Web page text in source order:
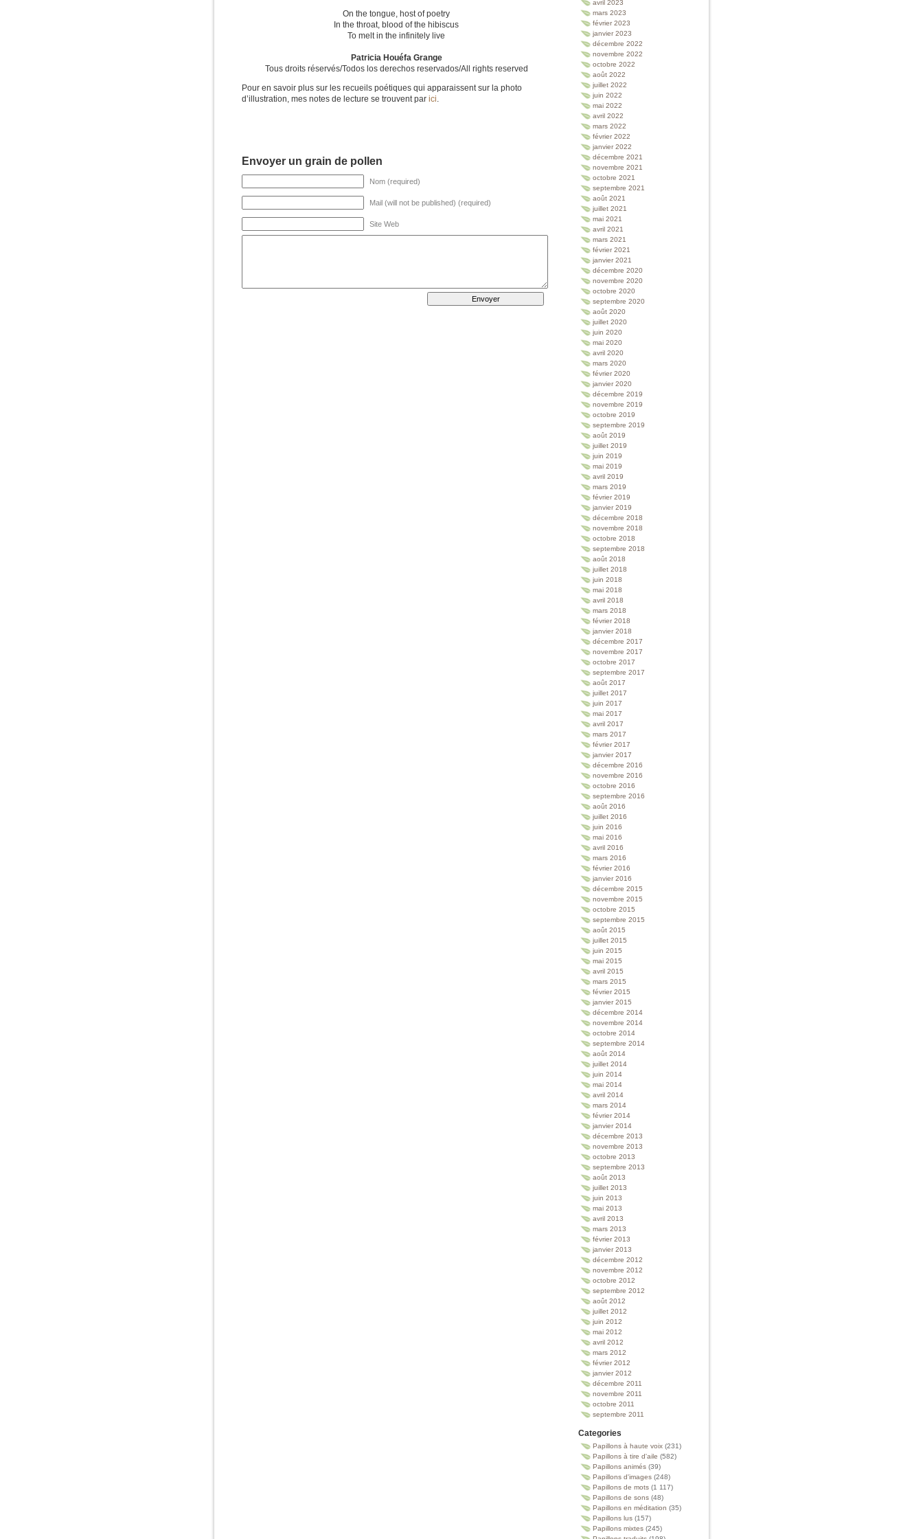
On the tongue, host of poetry
In the throat, blood of the hibiscus
To melt in the infinitely live
Patricia Houéfa Grange
Tous droits réservés/Todos los derechos reservados/All rights reserved
Pour en savoir plus sur les recueils poétiques qui apparaissent sur la photo
d’illustration, mes notes de lecture se trouvent par ici.
Envoyer un grain de pollen
Nom (required)
Mail (will not be published) (required)
Site Web
avril 2023
mars 2023
février 2023
janvier 2023
décembre 2022
novembre 2022
octobre 2022
août 2022
juillet 2022
juin 2022
mai 2022
avril 2022
mars 2022
février 2022
janvier 2022
décembre 2021
novembre 2021
octobre 2021
septembre 2021
août 2021
juillet 2021
mai 2021
avril 2021
mars 2021
février 2021
janvier 2021
décembre 2020
novembre 2020
octobre 2020
septembre 2020
août 2020
juillet 2020
juin 2020
mai 2020
avril 2020
mars 2020
février 2020
janvier 2020
décembre 2019
novembre 2019
octobre 2019
septembre 2019
août 2019
juillet 2019
juin 2019
mai 2019
avril 2019
mars 2019
février 2019
janvier 2019
décembre 2018
novembre 2018
octobre 2018
septembre 2018
août 2018
juillet 2018
juin 2018
mai 2018
avril 2018
mars 2018
février 2018
janvier 2018
décembre 2017
novembre 2017
octobre 2017
septembre 2017
août 2017
juillet 2017
juin 2017
mai 2017
avril 2017
mars 2017
février 2017
janvier 2017
décembre 2016
novembre 2016
octobre 2016
septembre 2016
août 2016
juillet 2016
juin 2016
mai 2016
avril 2016
mars 2016
février 2016
janvier 2016
décembre 2015
novembre 2015
octobre 2015
septembre 2015
août 2015
juillet 2015
juin 2015
mai 2015
avril 2015
mars 2015
février 2015
janvier 2015
décembre 2014
novembre 2014
octobre 2014
septembre 2014
août 2014
juillet 2014
juin 2014
mai 2014
avril 2014
mars 2014
février 2014
janvier 2014
décembre 2013
novembre 2013
octobre 2013
septembre 2013
août 2013
juillet 2013
juin 2013
mai 2013
avril 2013
mars 2013
février 2013
janvier 2013
décembre 2012
novembre 2012
octobre 2012
septembre 2012
août 2012
juillet 2012
juin 2012
mai 2012
avril 2012
mars 2012
février 2012
janvier 2012
décembre 2011
novembre 2011
octobre 2011
septembre 2011
Categories
Papillons à haute voix (231)
Papillons à tire d'aile (582)
Papillons animés (39)
Papillons d'images (248)
Papillons de mots (1 117)
Papillons de sons (48)
Papillons en méditation (35)
Papillons lus (157)
Papillons mixtes (245)